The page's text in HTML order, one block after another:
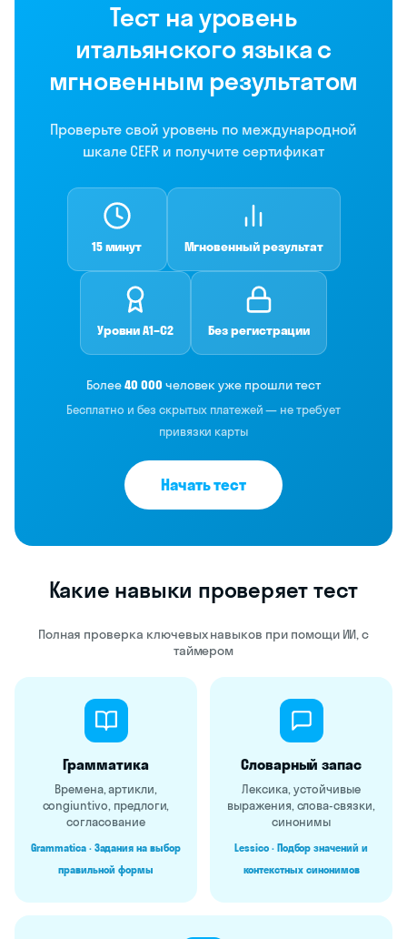
Тест на уровень
итальянского языка с
мгновенным результатом
Проверьте свой уровень по международной
шкале CEFR и получите сертификат
15 минут Мгновенный результат
Уровни A1–C2 Без регистрации
Более40 000 человек уже прошли тест
Бесплатно и без скрытых платежей — не требует
привязки карты
Начать тест
Какие навыки проверяет тест
Полная проверка ключевых навыков при помощи ИИ, с
таймером
Грамматика
Времена, артикли,
congiuntivo, предлоги,
согласование
Grammatica · Задания на выбор
правильной формы
Словарный запас
Лексика, устойчивые
выражения, слова-связки,
синонимы
Lessico · Подбор значений и
контекстных синонимов